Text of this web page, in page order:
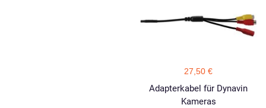
27,50 €
Adapterkabel für Dynavin
Kameras